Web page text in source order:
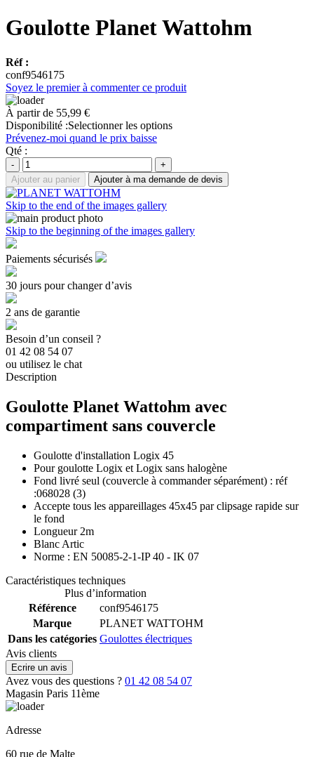
Goulotte Planet Wattohm
Réf :
conf9546175
Soyez le premier à commenter ce produit
À partir de 55,99 €
Disponibilité :Selectionner les options
Prévenez-moi quand le prix baisse
Qté :
-
+
Ajouter au panier
Ajouter à ma demande de devis
Skip to the end of the images gallery
Skip to the beginning of the images gallery
Paiements sécurisés
30 jours pour changer d’avis
2 ans de garantie
Besoin d’un conseil ?
01 42 08 54 07
ou utilisez le chat
Description
Goulotte Planet Wattohm avec
compartiment sans couvercle
Goulotte d'installation Logix 45
Pour goulotte Logix et Logix sans halogène
Fond livré seul (couvercle à commander séparément) : réf
:068028 (3)
Accepte tous les appareillages 45x45 par clipsage rapide sur
le fond
Longueur 2m
Blanc Artic
Norme : EN 50085-2-1-IP 40 - IK 07
Caractéristiques techniques
Plus d’information
Référence
conf9546175
Marque
PLANET WATTOHM
Dans les catégories Goulottes électriques
Avis clients
Ecrire un avis
Avez vous des questions ? 01 42 08 54 07
Magasin Paris 11ème
Adresse
60 rue de Malte